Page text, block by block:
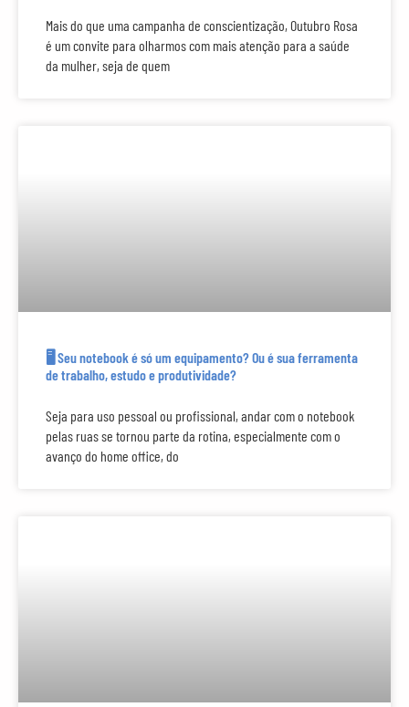
Mais do que uma campanha de conscientização, Outubro Rosa
é um convite para olharmos com mais atenção para a saúde
da mulher, seja de quem
🖥️ Seu notebook é só um equipamento? Ou é sua ferramenta
de trabalho, estudo e produtividade?
Seja para uso pessoal ou profissional, andar com o notebook
pelas ruas se tornou parte da rotina, especialmente com o
avanço do home office, do